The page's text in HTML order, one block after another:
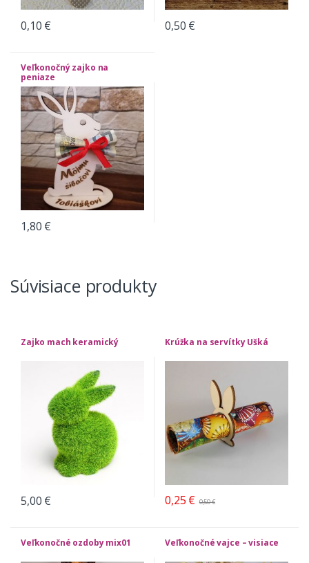
0,10 € 0,50 €
Veľkonočný zajko na
peniaze
1,80 €
Súvisiace produkty
Zajko mach keramický
5,00 €
Krúžka na servítky Ušká
0,25 € 0,50€
Veľkonočné ozdoby mix01 Veľkonočné vajce – visiace